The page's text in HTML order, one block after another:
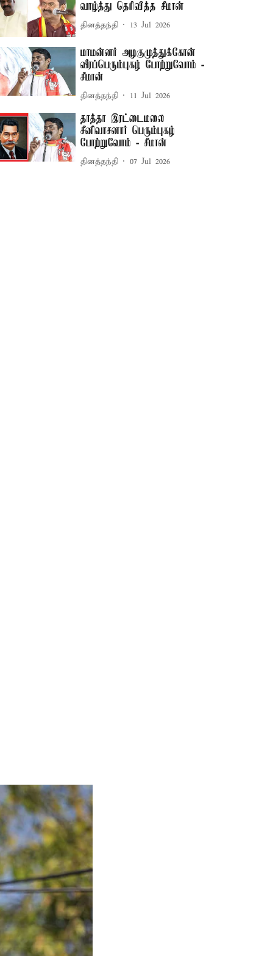
வாழ்த்து தெரிவித்த சீமான்
தினத்தந்தி 13 Jul 2026
மாமன்னர் அழகுமுத்துக்கோன்
வீரப்பெரும்புகழ் போற்றுவோம் -
சீமான்
தினத்தந்தி 11 Jul 2026
தாத்தா இரட்டைமலை
சீனிவாசனார் பெரும்புகழ்
போற்றுவோம் - சீமான்
தினத்தந்தி 07 Jul 2026